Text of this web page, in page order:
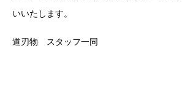
いいたします。
道刃物 スタッフ一同